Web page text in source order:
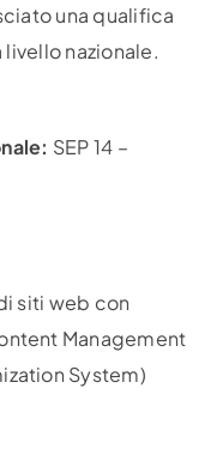
una qualifica
nazionale.
SEP 14 –
siti web con
Management
System)